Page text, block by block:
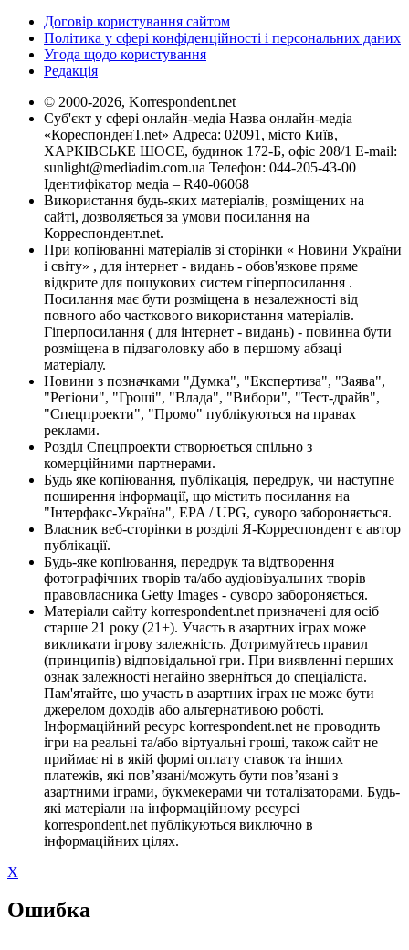
Договір користування сайтом
Політика у сфері конфіденційності і персональних даних
Угода щодо користування
Редакція
© 2000-2026, Korrespondent.net
Суб'єкт у сфері онлайн-медіа Назва онлайн-медіа –
«КореспонденТ.net» Адреса: 02091, місто Київ,
ХАРКІВСЬКЕ ШОСЕ, будинок 172-Б, офіс 208/1 E-mail:
sunlight@mediadim.com.ua Телефон: 044-205-43-00
Ідентифікатор медіа – R40-06068
Використання будь-яких матеріалів, розміщених на
сайті, дозволяється за умови посилання на
Корреспондент.net.
При копіюванні матеріалів зі сторінки « Новини України
і світу» , для інтернет - видань - обов'язкове пряме
відкрите для пошукових систем гіперпосилання .
Посилання має бути розміщена в незалежності від
повного або часткового використання матеріалів.
Гіперпосилання ( для інтернет - видань) - повинна бути
розміщена в підзаголовку або в першому абзаці
матеріалу.
Новини з позначками "Думка", "Експертиза", "Заява",
"Регіони", "Гроші", "Влада", "Вибори", "Тест-драйв",
"Спецпроекти", "Промо" публікуються на правах
реклами.
Розділ Спецпроекти створюється спільно з
комерційними партнерами.
Будь яке копіювання, публікація, передрук, чи наступне
поширення інформації, що містить посилання на
"Інтерфакс-Україна", EPA / UPG, суворо забороняється.
Власник веб-сторінки в розділі Я-Корреспондент є автор
публікації.
Будь-яке копіювання, передрук та відтворення
фотографічних творів та/або аудіовізуальних творів
правовласника Getty Images - суворо забороняється.
Матеріали сайту korrespondent.net призначені для осіб
старше 21 року (21+). Участь в азартних іграх може
викликати ігрову залежність. Дотримуйтесь правил
(принципів) відповідальної гри. При виявленні перших
ознак залежності негайно зверніться до спеціаліста.
Пам'ятайте, що участь в азартних іграх не може бути
джерелом доходів або альтернативою роботі.
Інформаційний ресурс korrespondent.net не проводить
ігри на реальні та/або віртуальні гроші, також сайт не
приймає ні в якій формі оплату ставок та інших
платежів, які пов’язані/можуть бути пов’язані з
азартними іграми, букмекерами чи тоталізаторами. Будь-
які матеріали на інформаційному ресурсі
korrespondent.net публікуються виключно в
інформаційних цілях.
X
Ошибка